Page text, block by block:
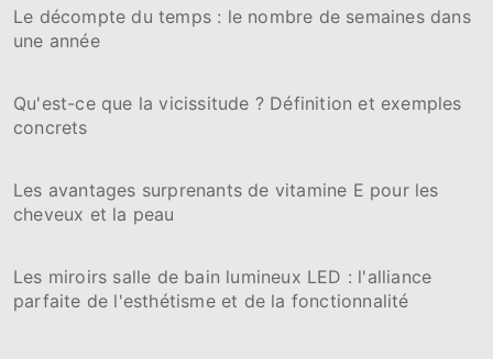
Le décompte du temps : le nombre de semaines dans
une année
Qu'est-ce que la vicissitude ? Définition et exemples
concrets
Les avantages surprenants de vitamine E pour les
cheveux et la peau
Les miroirs salle de bain lumineux LED : l'alliance
parfaite de l'esthétisme et de la fonctionnalité